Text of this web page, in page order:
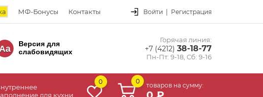
МФ-Бонусы Контакты Войти | Регистрация
Версия для
слабовидящих
Горячая линия:
+7 (4212) 38-18-77
Пн-Пт: 9-18, Сб: 9-16
для кухни
0 0
товаров на сумму: